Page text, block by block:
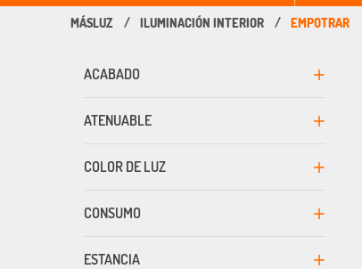
ILUMINACIÓN INTERIOR EMPOTRAR
ESTANCIA
COLOR DE LUZ
ACABADO
CONSUMO
ATENUABLE